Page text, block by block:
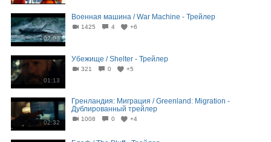
02:03
Военная машина / War Machine - Трейлер
1425 4 +6
01:13
Убежище / Shelter - Трейлер
321 0 +5
02:32
Гренландия: Миграция / Greenland: Migration -
Дублированный трейлер
1008 0 +4